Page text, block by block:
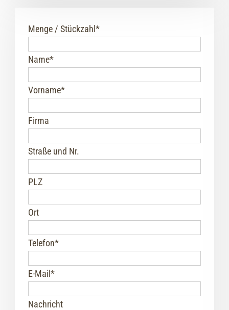
Menge / Stückzahl*
Name*
Vorname*
Firma
Straße und Nr.
PLZ
Ort
Telefon*
E-Mail*
Nachricht